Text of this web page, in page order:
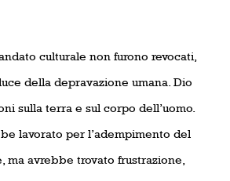
culturale non furono revocati,
della depravazione umana. Dio
sulla terra e sul corpo dell’uomo.
lavorato per l’adempimento del
ma avrebbe trovato frustrazione,